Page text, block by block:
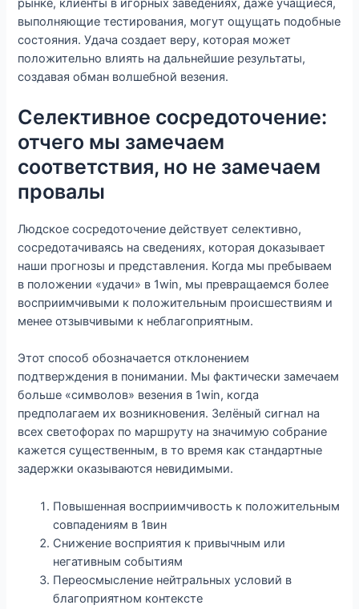
рынке, клиенты в игорных заведениях, даже учащиеся,
выполняющие тестирования, могут ощущать подобные
состояния. Удача создает веру, которая может
положительно влиять на дальнейшие результаты,
создавая обман волшебной везения.
Селективное сосредоточение:
отчего мы замечаем
соответствия, но не замечаем
провалы
Людское сосредоточение действует селективно,
сосредотачиваясь на сведениях, которая доказывает
наши прогнозы и представления. Когда мы пребываем
в положении «удачи» в 1win, мы превращаемся более
восприимчивыми к положительным происшествиям и
менее отзывчивыми к неблагоприятным.
Этот способ обозначается отклонением
подтверждения в понимании. Мы фактически замечаем
больше «символов» везения в 1win, когда
предполагаем их возникновения. Зелёный сигнал на
всех светофорах по маршруту на значимую собрание
кажется существенным, в то время как стандартные
задержки оказываются невидимыми.
Повышенная восприимчивость к положительным
совпадениям в 1вин
Снижение восприятия к привычным или
негативным событиям
Переосмысление нейтральных условий в
благоприятном контексте